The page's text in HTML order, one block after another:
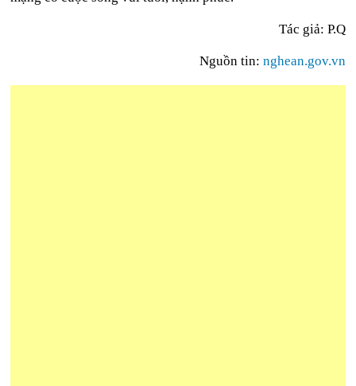
Tác giả: P.Q
Nguồn tin: nghean.gov.vn